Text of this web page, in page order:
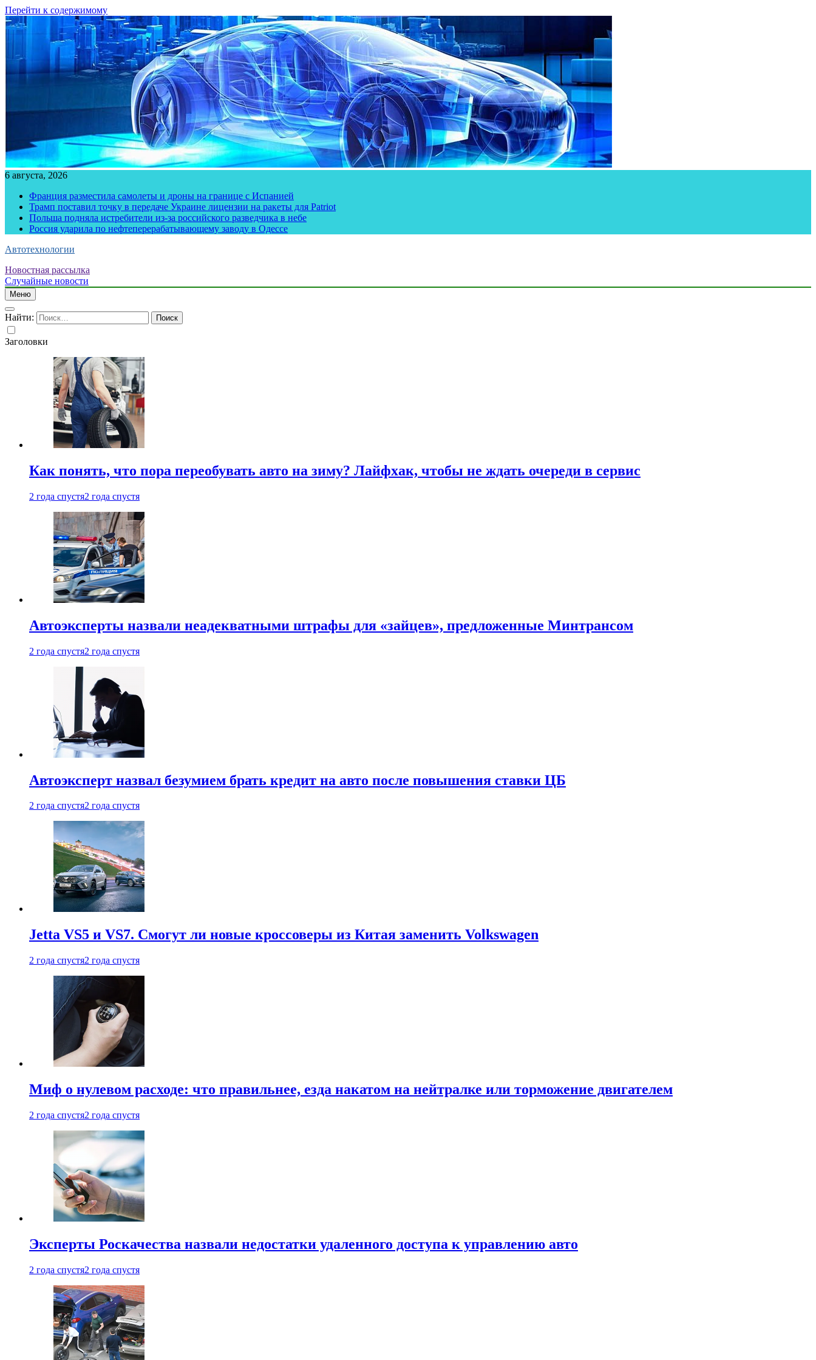
Перейти к содержимому
6 августа, 2026
Франция разместила самолеты и дроны на границе с Испанией
Трамп поставил точку в передаче Украине лицензии на ракеты для Patriot
Польша подняла истребители из-за российского разведчика в небе
Россия ударила по нефтеперерабатывающему заводу в Одессе
Автотехнологии
Новостная рассылка
Случайные новости
Меню
Найти:
Заголовки
Как понять, что пора переобувать авто на зиму? Лайфхак, чтобы не ждать очереди в сервис
2 года спустя2 года спустя
Автоэксперты назвали неадекватными штрафы для «зайцев», предложенные Минтрансом
2 года спустя2 года спустя
Автоэксперт назвал безумием брать кредит на авто после повышения ставки ЦБ
2 года спустя2 года спустя
Jetta VS5 и VS7. Смогут ли новые кроссоверы из Китая заменить Volkswagen
2 года спустя2 года спустя
Миф о нулевом расходе: что правильнее, езда накатом на нейтралке или торможение двигателем
2 года спустя2 года спустя
Эксперты Роскачества назвали недостатки удаленного доступа к управлению авто
2 года спустя2 года спустя